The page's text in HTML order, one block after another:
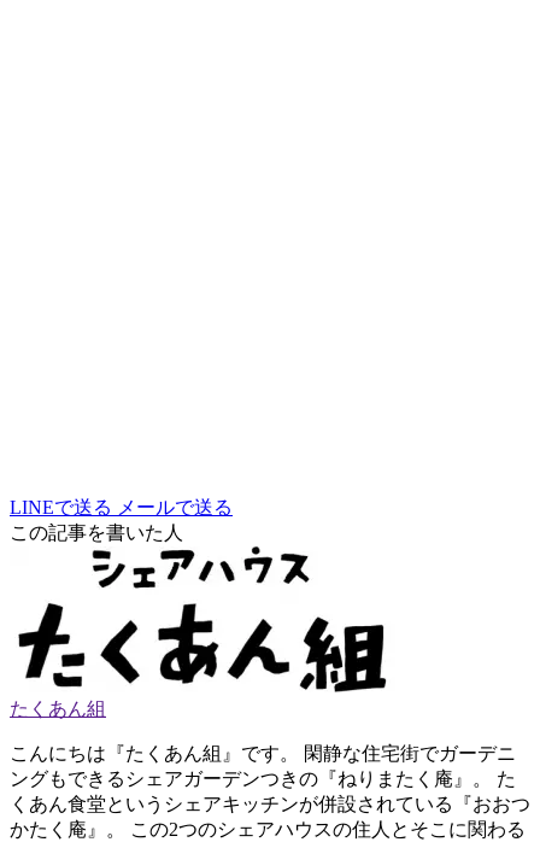
LINEで送る メールで送る
この記事を書いた人
たくあん組
こんにちは『たくあん組』です。 閑静な住宅街でガーデニ
ングもできるシェアガーデンつきの『ねりまたく庵』。 た
くあん食堂というシェアキッチンが併設されている『おおつ
かたく庵』。 この2つのシェアハウスの住人とそこに関わる